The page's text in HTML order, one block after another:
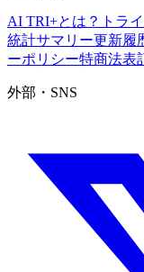
AI TRI+とは？ トラ
統計サマリー更新履
ーポリシー特商法表
外部・SNS